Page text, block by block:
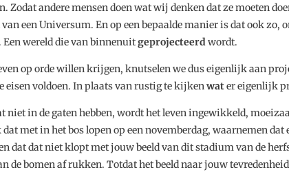
Zodat andere mensen doen wat wij denken dat ze moeten
een Universum. En op een bepaalde manier is dat ook zo,
wereld die van binnenuitgeprojecteerdwordt.
op orde willen krijgen, knutselen we dus eigenlijk aan
eisen voldoen. In plaats van rustig te kijkenwater eigenlijk
niet in de gaten hebben, wordt het leven ingewikkeld,
met in het bos lopen op een novemberdag, waarnemen dat
dat dat niet klopt met jouw beeld van dit stadium van de
de bomen af rukken. Totdat het beeld naar jouw